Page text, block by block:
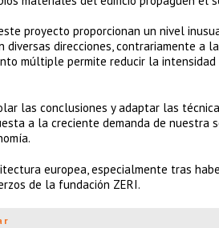
proyecto proporcionan un nivel
diversas direcciones, contrariamente a
múltiple permite reducir la
las conclusiones y adaptar las
a la creciente demanda de nuestra
europea, especialmente tras
de la fundación ZERI.